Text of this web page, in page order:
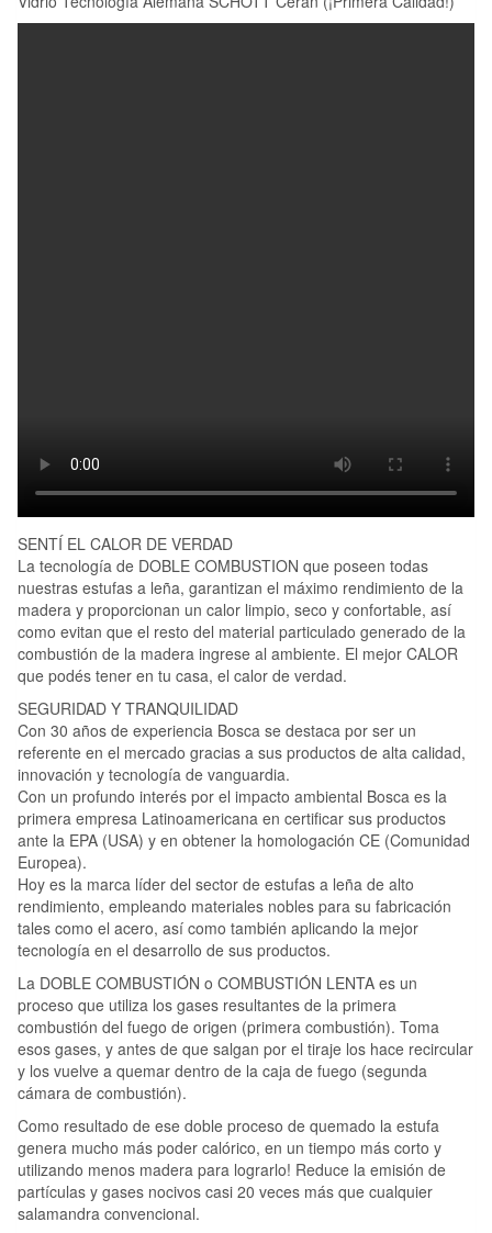
SENTÍ EL CALOR DE VERDAD
La tecnología de DOBLE COMBUSTION que poseen todas
nuestras estufas a leña, garantizan el máximo rendimiento de la
madera y proporcionan un calor limpio, seco y confortable, así
como evitan que el resto del material particulado generado de la
combustión de la madera ingrese al ambiente. El mejor CALOR
que podés tener en tu casa, el calor de verdad.
SEGURIDAD Y TRANQUILIDAD
Con 30 años de experiencia Bosca se destaca por ser un
referente en el mercado gracias a sus productos de alta calidad,
innovación y tecnología de vanguardia.
Con un profundo interés por el impacto ambiental Bosca es la
primera empresa Latinoamericana en certificar sus productos
ante la EPA (USA) y en obtener la homologación CE (Comunidad
Europea).
Hoy es la marca líder del sector de estufas a leña de alto
rendimiento, empleando materiales nobles para su fabricación
tales como el acero, así como también aplicando la mejor
tecnología en el desarrollo de sus productos.
La DOBLE COMBUSTIÓN o COMBUSTIÓN LENTA es un
proceso que utiliza los gases resultantes de la primera
combustión del fuego de origen (primera combustión). Toma
esos gases, y antes de que salgan por el tiraje los hace recircular
y los vuelve a quemar dentro de la caja de fuego (segunda
cámara de combustión).
Como resultado de ese doble proceso de quemado la estufa
genera mucho más poder calórico, en un tiempo más corto y
utilizando menos madera para lograrlo! Reduce la emisión de
partículas y gases nocivos casi 20 veces más que cualquier
salamandra convencional.